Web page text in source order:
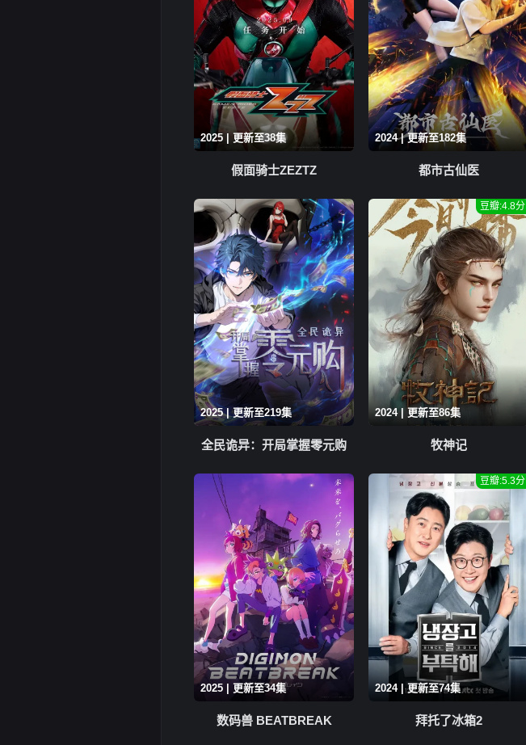
2025 | 更新至38集
假面骑士ZEZTZ
2024 | 更新至182集
都市古仙医
2025 | 更新至219集
全民诡异：开局掌握零元购
2024 | 更新至86集
豆瓣:4.8分
牧神记
2025 | 更新至34集
数码兽 BEATBREAK
2024 | 更新至74集
豆瓣:5.3分
拜托了冰箱2